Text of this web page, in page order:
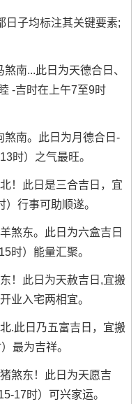
日子均标注其关键要素;
南...此日为天德合日、
-吉时在上午7至9时
煞南。此日为月德合日-
时）之气最旺。
！此日是三合吉日，宜
行事可助顺遂。
煞东。此日为六盒吉日
时）能量汇聚。
！此日为天赦吉日,宜搬
业入宅两相宜。
.此日乃五富吉日，宜搬
最为吉祥。
煞东！此日为天愿吉
17时）可兴家运。